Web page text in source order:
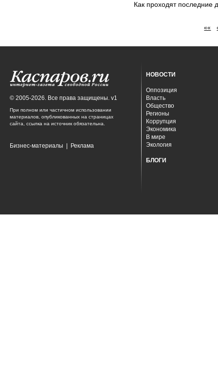
Как проходят последние
««
© 2005-2026. Все права защищены. v1
При полном или частичном использовании
материалов, опубликованных на страницах
сайта, ссылка на источник обязательна.
Бизнес-материалы Реклама
НОВОСТИ
Оппозиция
Власть
Общество
Регионы
Коррупция
Экономика
В мире
Экология
БЛОГИ